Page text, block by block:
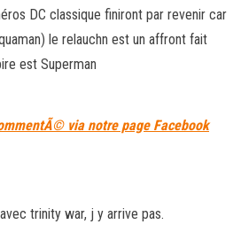
DC classique finiront par revenir car
le relauchn est un affront fait
est Superman
via notre page Facebook
trinity war, j y arrive pas.